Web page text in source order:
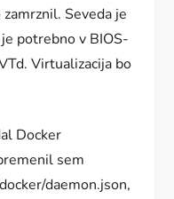
Seveda je
potrebno v BIOS-
Virtualizacija bo
Docker
sem
daemon.json,